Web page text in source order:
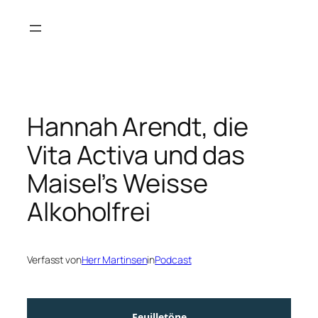
Inhalt
Hannah Arendt, die
Vita Activa und das
Maisel’s Weisse
Alkoholfrei
Verfasst vonHerr MartinseninPodcast